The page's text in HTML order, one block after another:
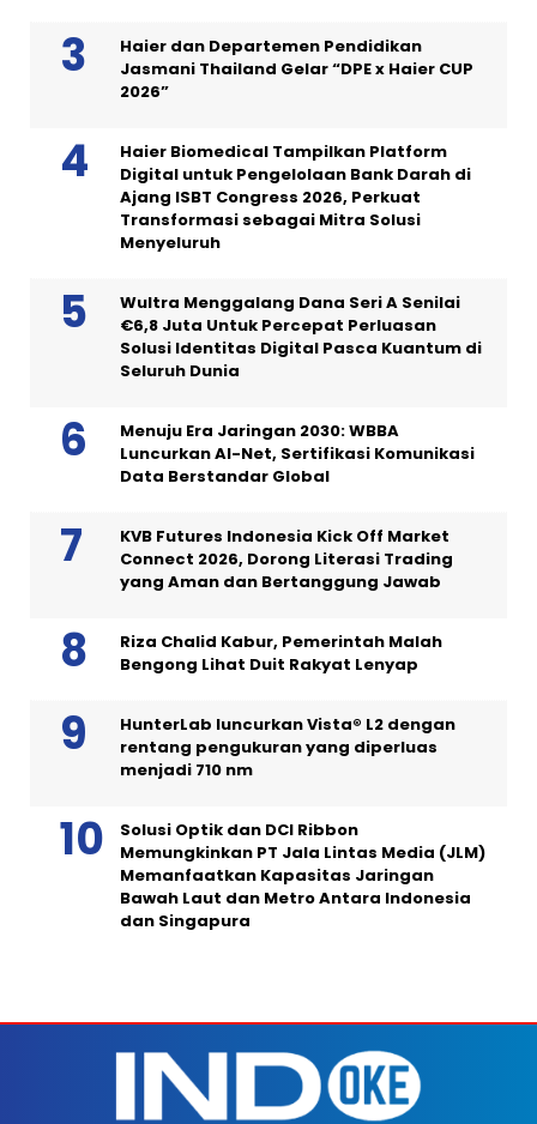
Haier dan Departemen Pendidikan
Jasmani Thailand Gelar “DPE x Haier CUP
2026”
Haier Biomedical Tampilkan Platform
Digital untuk Pengelolaan Bank Darah di
Ajang ISBT Congress 2026, Perkuat
Transformasi sebagai Mitra Solusi
Menyeluruh
Wultra Menggalang Dana Seri A Senilai
€6,8 Juta Untuk Percepat Perluasan
Solusi Identitas Digital Pasca Kuantum di
Seluruh Dunia
Menuju Era Jaringan 2030: WBBA
Luncurkan AI-Net, Sertifikasi Komunikasi
Data Berstandar Global
KVB Futures Indonesia Kick Off Market
Connect 2026, Dorong Literasi Trading
yang Aman dan Bertanggung Jawab
Riza Chalid Kabur, Pemerintah Malah
Bengong Lihat Duit Rakyat Lenyap
HunterLab luncurkan Vista® L2 dengan
rentang pengukuran yang diperluas
menjadi 710 nm
Solusi Optik dan DCI Ribbon
Memungkinkan PT Jala Lintas Media (JLM)
Memanfaatkan Kapasitas Jaringan
Bawah Laut dan Metro Antara Indonesia
dan Singapura